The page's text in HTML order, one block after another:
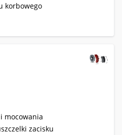
korbowego
mocowania
zacisku